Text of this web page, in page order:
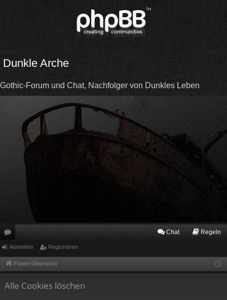
Dunkle Arche
Gothic-Forum und Chat, Nachfolger von Dunkles Leben
or
en
Chat Regeln
Abmelden Registrieren
Foren-Übersicht
Alle Cookies löschen